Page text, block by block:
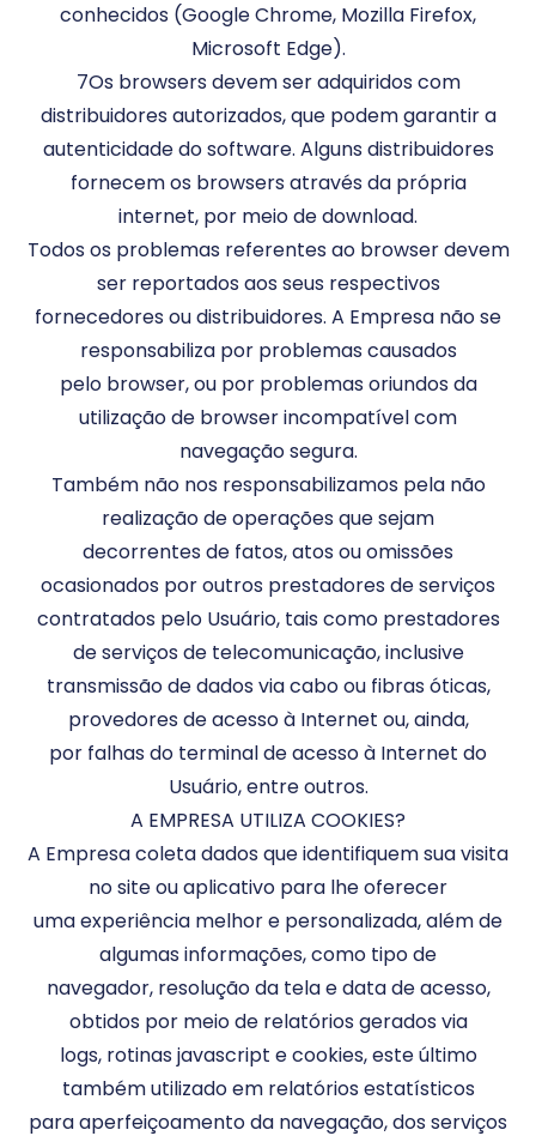
conhecidos (Google Chrome, Mozilla Firefox,
Microsoft Edge).
7Os browsers devem ser adquiridos com
distribuidores autorizados, que podem garantir a
autenticidade do software. Alguns distribuidores
fornecem os browsers através da própria
internet, por meio de download.
Todos os problemas referentes ao browser devem
ser reportados aos seus respectivos
fornecedores ou distribuidores. A Empresa não se
responsabiliza por problemas causados
pelo browser, ou por problemas oriundos da
utilização de browser incompatível com
navegação segura.
Também não nos responsabilizamos pela não
realização de operações que sejam
decorrentes de fatos, atos ou omissões
ocasionados por outros prestadores de serviços
contratados pelo Usuário, tais como prestadores
de serviços de telecomunicação, inclusive
transmissão de dados via cabo ou fibras óticas,
provedores de acesso à Internet ou, ainda,
por falhas do terminal de acesso à Internet do
Usuário, entre outros.
A EMPRESA UTILIZA COOKIES?
A Empresa coleta dados que identifiquem sua visita
no site ou aplicativo para lhe oferecer
uma experiência melhor e personalizada, além de
algumas informações, como tipo de
navegador, resolução da tela e data de acesso,
obtidos por meio de relatórios gerados via
logs, rotinas javascript e cookies, este último
também utilizado em relatórios estatísticos
para aperfeiçoamento da navegação, dos serviços